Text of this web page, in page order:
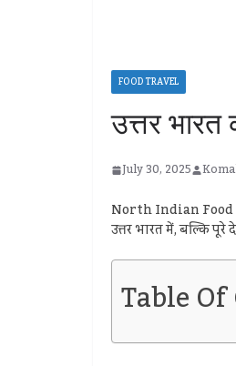
FOOD TRAVEL
उत्तर
July 30, 2025
North Indian Food
उत्तर भारत में, बल्कि
Table